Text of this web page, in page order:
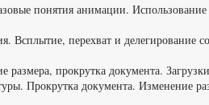
понятия анимации.
Всплытие, перехват и делегирование
прокрутка документа.
Прокрутка документа. Изменение